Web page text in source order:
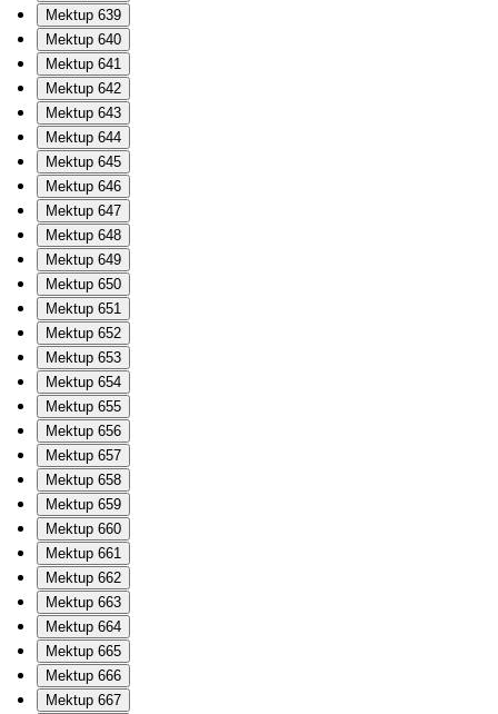
Mektup 639
Mektup 640
Mektup 641
Mektup 642
Mektup 643
Mektup 644
Mektup 645
Mektup 646
Mektup 647
Mektup 648
Mektup 649
Mektup 650
Mektup 651
Mektup 652
Mektup 653
Mektup 654
Mektup 655
Mektup 656
Mektup 657
Mektup 658
Mektup 659
Mektup 660
Mektup 661
Mektup 662
Mektup 663
Mektup 664
Mektup 665
Mektup 666
Mektup 667